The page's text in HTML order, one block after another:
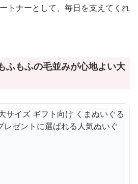
トナーとして、毎日を支えてくれ
ふもふの毛並みが心地よい大